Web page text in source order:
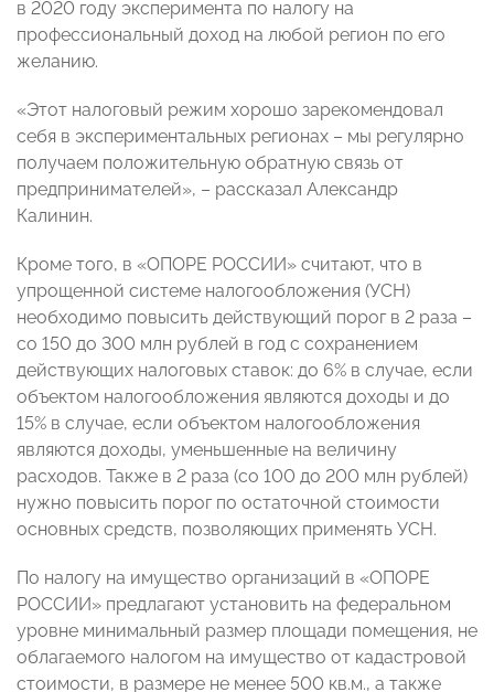
в 2020 году эксперимента по налогу на
профессиональный доход на любой регион по его
желанию.
«Этот налоговый режим хорошо зарекомендовал
себя в экспериментальных регионах – мы регулярно
получаем положительную обратную связь от
предпринимателей», – рассказал Александр
Калинин.
Кроме того, в «ОПОРЕ РОССИИ» считают, что в
упрощенной системе налогообложения (УСН)
необходимо повысить действующий порог в 2 раза –
со 150 до 300 млн рублей в год с сохранением
действующих налоговых ставок: до 6% в случае, если
объектом налогообложения являются доходы и до
15% в случае, если объектом налогообложения
являются доходы, уменьшенные на величину
расходов. Также в 2 раза (со 100 до 200 млн рублей)
нужно повысить порог по остаточной стоимости
основных средств, позволяющих применять УСН.
По налогу на имущество организаций в «ОПОРЕ
РОССИИ» предлагают установить на федеральном
уровне минимальный размер площади помещения, не
облагаемого налогом на имущество от кадастровой
стоимости, в размере не менее 500 кв.м., а также